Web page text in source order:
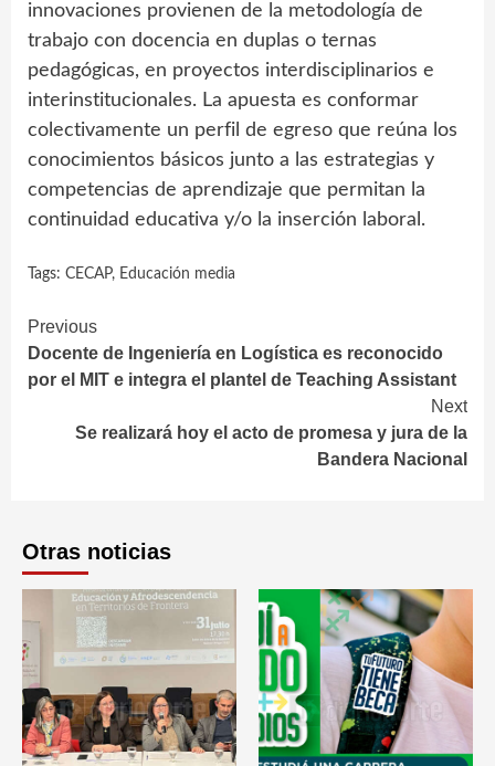
innovaciones provienen de la metodología de
trabajo con docencia en duplas o ternas
pedagógicas, en proyectos interdisciplinarios e
interinstitucionales. La apuesta es conformar
colectivamente un perfil de egreso que reúna los
conocimientos básicos junto a las estrategias y
competencias de aprendizaje que permitan la
continuidad educativa y/o la inserción laboral.
Tags: CECAP, Educación media
Continue
Reading
Previous
Docente de Ingeniería en Logística es reconocido
por el MIT e integra el plantel de Teaching Assistant
Next
Se realizará hoy el acto de promesa y jura de la
Bandera Nacional
Otras noticias